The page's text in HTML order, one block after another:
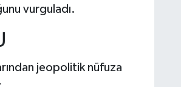
vurguladı.
jeopolitik nüfuza